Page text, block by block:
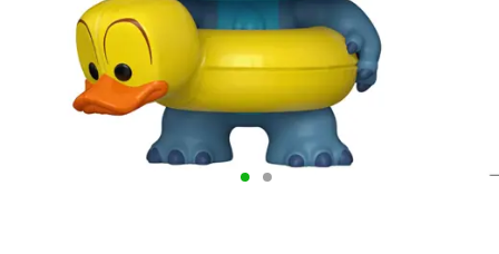
Оренбургская область
Пензенская область
Пермский край
Ростовская область
Рязанская область